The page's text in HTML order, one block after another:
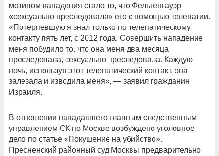
мотивом нападения стало то, что Фельгенгауэр
«сексуально преследовала» его с помощью телепатии.
«Потерпевшую я знал только по телепатическому
контакту пять лет, с 2012 года. Совершить нападение
меня побудило то, что она меня два месяца
преследовала, сексуально преследовала. Каждую
ночь, используя этот телепатический контакт, она
залезала и изводила меня», — заявил гражданин
Израиля.
В отношении нападавшего главным следственным
управлением СК по Москве возбуждено уголовное
дело по статье «Покушение на убийство».
Пресненский районный суд Москвы предварительно